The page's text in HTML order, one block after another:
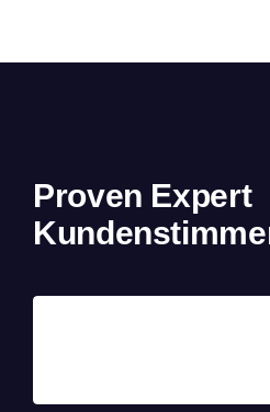
Proven Expert